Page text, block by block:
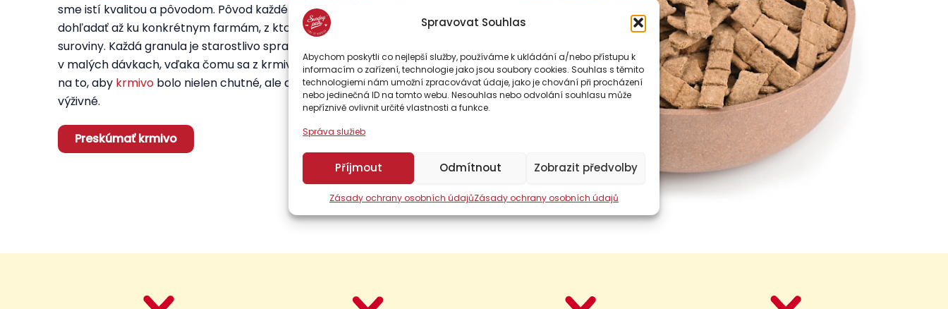
Spravovat Souhlas
Abychom poskytli co nejlepší služby, používáme k ukládání a/nebo přístupu k
informacím o zařízení, technologie jako jsou soubory cookies. Souhlas s těmito
technologiemi nám umožní zpracovávat údaje, jako je chování při procházení
nebo jedinečná ID na tomto webu. Nesouhlas nebo odvolání souhlasu může
nepříznivě ovlivnit určité vlastnosti a funkce.
Správa služieb
Příjmout Odmítnout Zobrazit předvolby
Zásady ochrany osobních údajůZásady ochrany osobních údajů
sme istí kvalitou a pôvodom. Pôvod každého balenia tak možno
dohľadať až ku konkrétnym farmám, z ktorých pochádzajú chutné
suroviny. Každá granula je starostlivo spracovaná šetrným pečením
v malých dávkach, vďaka čomu sa z krmiva nestrácajú živiny. Dbáme
na to, aby krmivo bolo nielen chutné, ale aj zdravé a maximálne
výživné.
Preskúmať krmivo